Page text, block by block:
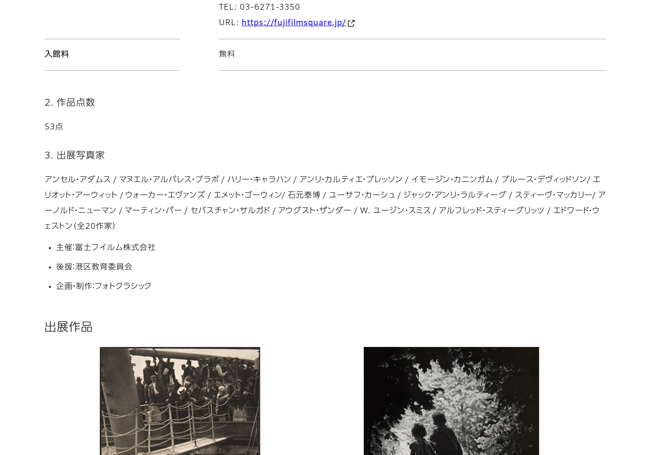
TEL: 03-6271-3350
URL:
https://fujifilmsquare.jp/
入館料 無料
2. 作品点数
53点
3. 出展写真家
アンセル・アダムス / マヌエル・アルバレス・ブラボ / ハリー・キャラハン / アンリ・カルティエ・ブレッソン / イモージン・カニンガム / ブルース・デヴィッドソン/ エ
リオット・アーウィット / ウォーカー・エヴァンズ / エメット・ゴーウィン/ 石元泰博 / ユーサフ・カーシュ / ジャック・アンリ・ラルティーグ / スティーヴ・マッカリー/ ア
ーノルド・ニューマン / マーティン・パー / セバスチャン・サルガド / アウグスト・ザンダー / W. ユージン・スミス / アルフレッド・スティーグリッツ / エドワード・ウ
ェストン（全20作家）
主催：富士フイルム株式会社
後援：港区教育委員会
企画・制作：フォトクラシック
出展作品